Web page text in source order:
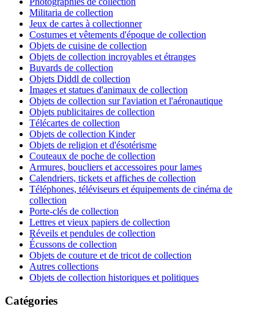
Militaria de collection
Jeux de cartes à collectionner
Costumes et vêtements d'époque de collection
Objets de cuisine de collection
Objets de collection incroyables et étranges
Buvards de collection
Objets Diddl de collection
Images et statues d'animaux de collection
Objets de collection sur l'aviation et l'aéronautique
Objets publicitaires de collection
Télécartes de collection
Objets de collection Kinder
Objets de religion et d'ésotérisme
Couteaux de poche de collection
Armures, boucliers et accessoires pour lames
Calendriers, tickets et affiches de collection
Téléphones, téléviseurs et équipements de cinéma de
collection
Porte-clés de collection
Lettres et vieux papiers de collection
Réveils et pendules de collection
Écussons de collection
Objets de couture et de tricot de collection
Autres collections
Objets de collection historiques et politiques
Catégories